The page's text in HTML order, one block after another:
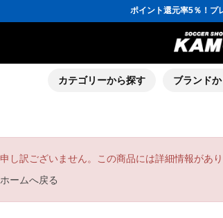
ポイント還元率5％！プ
会員の方にはお誕生月に「10％
16,000円(税込)以上でシュー
3,300円(税込)以上
ポイント還元率5％！プ
会員の方にはお誕生月に「10％
カテゴリーから探す ブランド
申し訳ございません。この商品には詳細情報があり
ホームへ戻る